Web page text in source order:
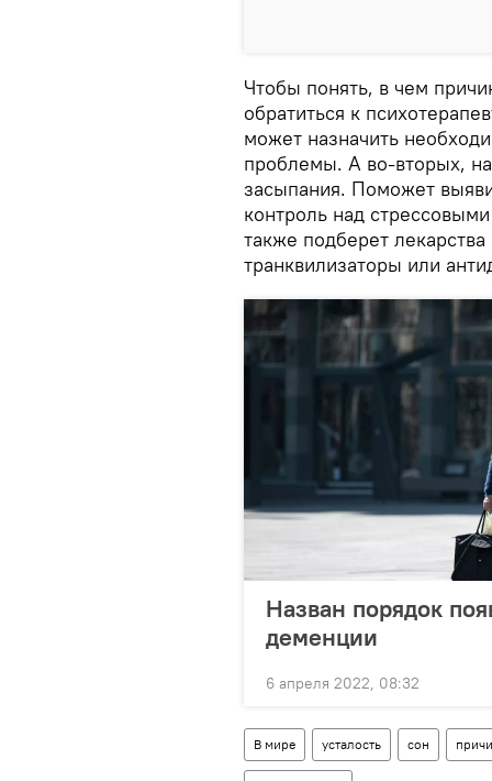
Чтобы понять, в чем
обратиться к
может назначить
проблемы. А во-вторых,
засыпания. Поможет
контроль над
также подберет
транквилизаторы или
Назван порядок
деменции
6 апреля 2022, 08:32
В мире усталость сон